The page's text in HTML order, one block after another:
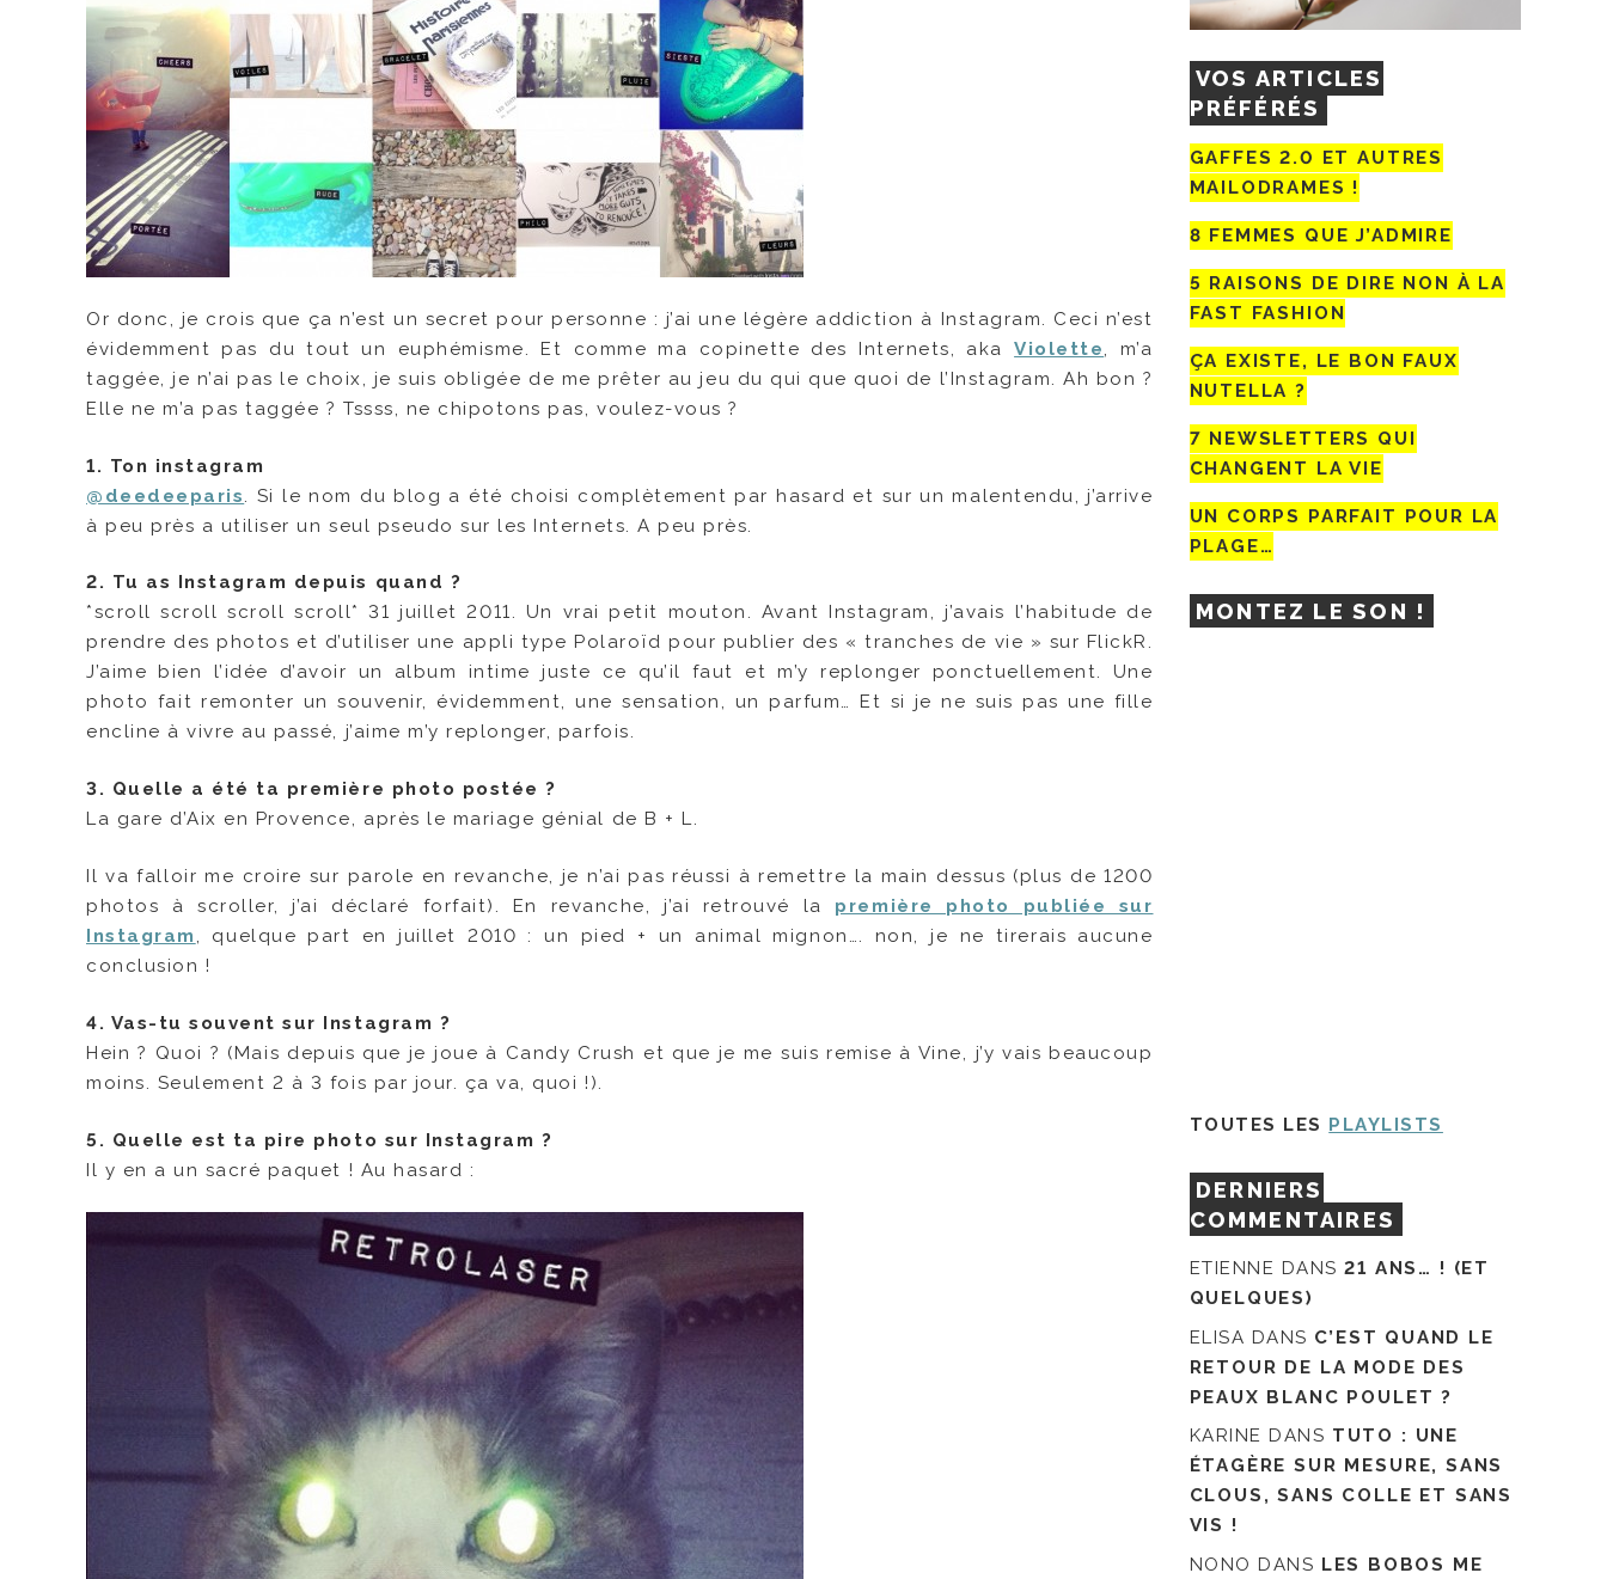
Or donc, je crois que ça n’est un secret pour personne : j’ai une légère addiction à Instagram. Ceci n’est
évidemment pas du tout un euphémisme. Et comme ma copinette des Internets, akaViolette, m’a
taggée, je n’ai pas le choix, je suis obligée de me prêter au jeu du qui que quoi de l’Instagram. Ah bon ?
Elle ne m’a pas taggée ? Tssss, ne chipotons pas, voulez-vous ?
1. Ton instagram
@deedeeparis. Si le nom du blog a été choisi complètement par hasard et sur un malentendu, j’arrive
à peu près a utiliser un seul pseudo sur les Internets. A peu près.
2. Tu as Instagram depuis quand ?
*scroll scroll scroll scroll* 31 juillet 2011. Un vrai petit mouton. Avant Instagram, j’avais l’habitude de
prendre des photos et d’utiliser une appli type Polaroïd pour publier des « tranches de vie » sur FlickR.
J’aime bien l’idée d’avoir un album intime juste ce qu’il faut et m’y replonger ponctuellement. Une
photo fait remonter un souvenir, évidemment, une sensation, un parfum… Et si je ne suis pas une fille
encline à vivre au passé, j’aime m’y replonger, parfois.
3. Quelle a été ta première photo postée ?
La gare d’Aix en Provence, après le mariage génial de B + L.
Il va falloir me croire sur parole en revanche, je n’ai pas réussi à remettre la main dessus (plus de 1200
photos à scroller, j’ai déclaré forfait). En revanche, j’ai retrouvé la première photo publiée sur
Instagram , quelque part en juillet 2010 : un pied + un animal mignon…. non, je ne tirerais aucune
conclusion !
4. Vas-tu souvent sur Instagram ?
Hein ? Quoi ? (Mais depuis que je joue à Candy Crush et que je me suis remise à Vine, j’y vais beaucoup
moins. Seulement 2 à 3 fois par jour. ça va, quoi !).
5. Quelle est ta pire photo sur Instagram ?
Il y en a un sacré paquet ! Au hasard :
VOS ARTICLES
PRÉFÉRÉS
GAFFES 2.0 ET AUTRES
MAILODRAMES !
8 FEMMES QUE J’ADMIRE
5 RAISONS DE DIRE NON À LA
FAST FASHION
ÇA EXISTE, LE BON FAUX
NUTELLA ?
7 NEWSLETTERS QUI
CHANGENT LA VIE
UN CORPS PARFAIT POUR LA
PLAGE…
MONTEZ LE SON !
TOUTES LES PLAYLISTS
DERNIERS
COMMENTAIRES
ETIENNE DANS21 ANS… ! (ET
QUELQUES)
ELISA DANS C’EST QUAND LE
RETOUR DE LA MODE DES
PEAUX BLANC POULET ?
KARINE DANS TUTO : UNE
ÉTAGÈRE SUR MESURE, SANS
CLOUS, SANS COLLE ET SANS
VIS !
NONO DANS LES BOBOS ME